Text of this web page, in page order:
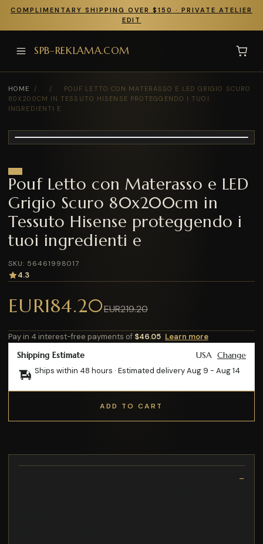
COMPLIMENTARY SHIPPING OVER $150 · PRIVATE ATELIER
EDIT
SPB-REKLAMA.COM
HOME / /
POUF LETTO CON MATERASSO E LED GRIGIO SCURO
80X200CM IN TESSUTO HISENSE PROTEGGENDO I TUOI
INGREDIENTI E
Pouf Letto con Materasso e LED
Grigio Scuro 80x200cm in
Tessuto Hisense proteggendo i
tuoi ingredienti e
SKU: 56461998017
4.3
EUR184.20EUR219.20
Pay in 4 interest-free payments of $46.05 Learn more
Shipping Estimate USA Change
Ships within 48 hours · Estimated deliveryAug 9 - Aug 14
ADD TO CART